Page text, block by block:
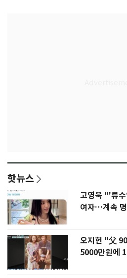
핫뉴스
고영욱 "'류
여자…계속
오지헌 "父
5000만원에